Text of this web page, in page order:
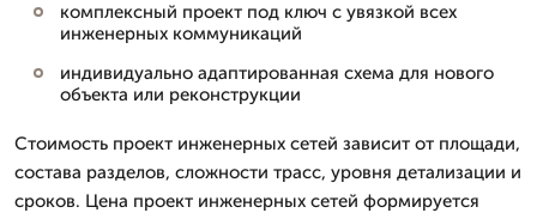
комплексный проект под ключ с увязкой всех
инженерных коммуникаций
индивидуально адаптированная схема для нового
объекта или реконструкции
Стоимость проект инженерных сетей зависит от площади,
состава разделов, сложности трасс, уровня детализации и
сроков. Цена проект инженерных сетей формируется